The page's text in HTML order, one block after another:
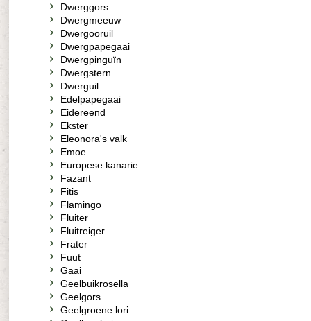
Dwerggors
Dwergmeeuw
Dwergooruil
Dwergpapegaai
Dwergpinguïn
Dwergstern
Dwerguil
Edelpapegaai
Eidereend
Ekster
Eleonora's valk
Emoe
Europese kanarie
Fazant
Fitis
Flamingo
Fluiter
Fluitreiger
Frater
Fuut
Gaai
Geelbuikrosella
Geelgors
Geelgroene lori